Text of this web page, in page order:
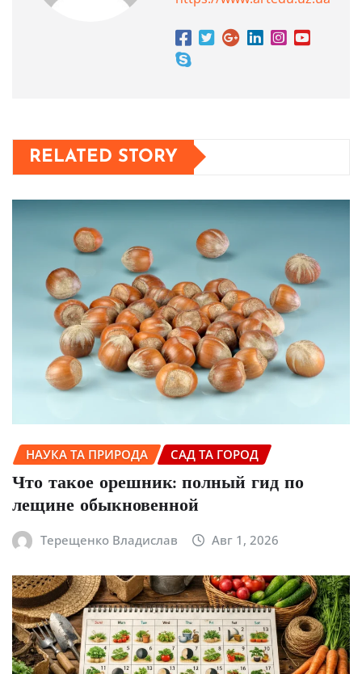
RELATED STORY
НАУКА ТА ПРИРОДА САД ТА ГОРОД
Что такое орешник: полный гид по
лещине обыкновенной
Терещенко Владислав Авг 1, 2026